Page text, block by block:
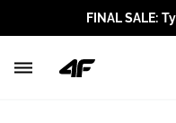
FINAL SALE: